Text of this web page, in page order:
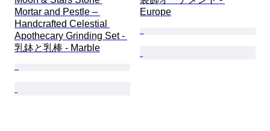
Mortar and Pestle –
Handcrafted Celestial
Apothecary Grinding Set -
乳鉢と乳棒 - Marble
Europe